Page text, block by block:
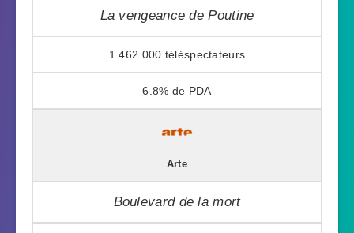
La vengeance de Poutine
1 462 000
6.8%
Arte
Boulevard de la mort